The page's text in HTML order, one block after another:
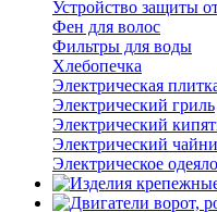
Устройство защиты
Фен для волос
Фильтры для воды
Хлебопечка
Электрическая
Электрический гриль
Электрический
Электрический
Электрическое